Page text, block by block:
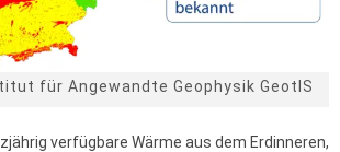
für Angewandte Geophysik GeotIS
verfügbare Wärme aus dem Erdinneren,